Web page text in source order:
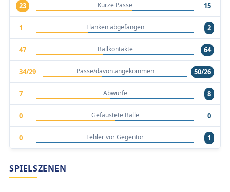
23 Kurze Pässe 15
1 Flanken abgefangen 2
47 Ballkontakte 64
34/29 Pässe/davon angekommen 50/26
7 Abwürfe 8
0 Gefaustete Bälle 0
0 Fehler vor Gegentor 1
SPIELSZENEN